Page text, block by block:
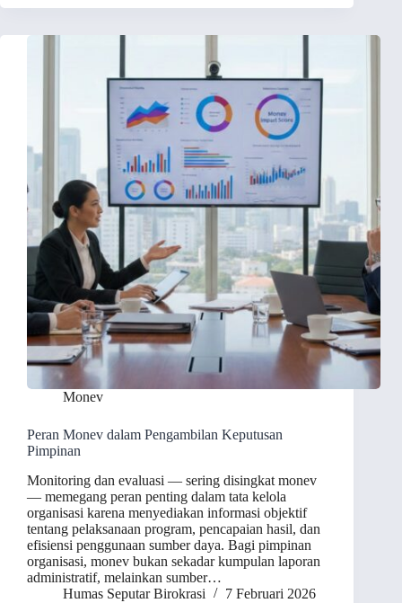
Monev
Peran Monev dalam Pengambilan Keputusan
Pimpinan
Monitoring dan evaluasi — sering disingkat monev
— memegang peran penting dalam tata kelola
organisasi karena menyediakan informasi objektif
tentang pelaksanaan program, pencapaian hasil, dan
efisiensi penggunaan sumber daya. Bagi pimpinan
organisasi, monev bukan sekadar kumpulan laporan
administratif, melainkan sumber…
Humas Seputar Birokrasi
7 Februari 2026